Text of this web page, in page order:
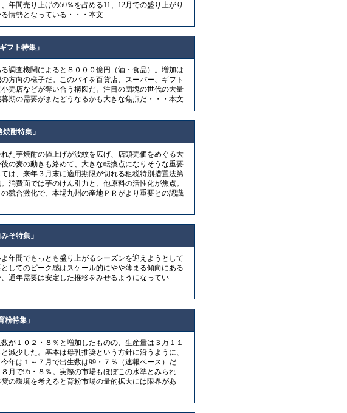
年間売り上げの50％を占める11、12月での盛り上がり
情勢となっている・・・本文
フト特集」
調査機関によると８０００億円（酒・食品）。増加は
方向の様子だ。このパイを百貨店、スーパー、ギフト
売店などが奪い合う構図だ。注目の団塊の世代の大量
期の需要がまたどうなるかも大きな焦点だ・・・本文
酎特集」
た芋焼酎の値上げが波紋を広げ、店頭売価をめぐる大
の麦の動きも絡めて、大きな転換点になりそうな重要
は、来年３月末に適用期限が切れる租税特別措置法第
消費面では芋のけん引力と、他原料の活性化が焦点。
競合激化で、本場九州の産地ＰＲがより重要との認識
そ特集」
年間でもっとも盛り上がるシーズンを迎えようとして
してのピーク感はスケール的にやや薄まる傾向にある
通年需要は安定した推移をみせるようになってい
粉特集」
が１０２・８％と増加したものの、生産量は３万１１
減少した。基本は母乳推奨という方針に沿うように、
年は１～７月で出生数は99・７％（速報ベース）だ
月で95・８％。実際の市場もほぼこの水準とみられ
の環境を考えると育粉市場の量的拡大には限界があ